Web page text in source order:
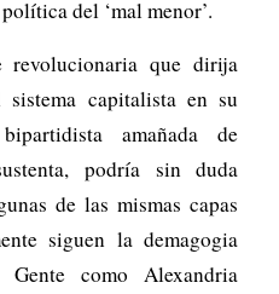
del ‘mal menor’.
revolucionaria que dirija
capitalista en su
amañada de
podría sin duda
de las mismas capas
siguen la demagogia
como Alexandria